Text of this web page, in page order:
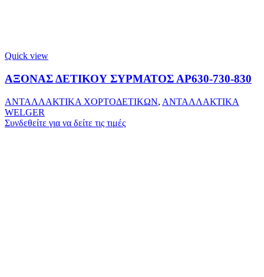
Quick view
ΑΞΟΝΑΣ ΔΕΤΙΚΟΥ ΣΥΡΜΑΤΟΣ ΑΡ630-730-830
ΑΝΤΑΛΛΑΚΤΙΚΑ ΧΟΡΤΟΔΕΤΙΚΩΝ, ΑΝΤΑΛΛΑΚΤΙΚΑ
WELGER
Συνδεθείτε για να δείτε τις τιμές